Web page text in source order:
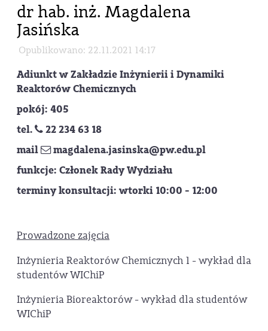
dr hab. inż. Magdalena
Jasińska
Opublikowano: 22.11.2021 14:17
Adiunkt w Zakładzie Inżynierii i Dynamiki
Reaktorów Chemicznych
pokój: 405
tel.
22 234 63 18
mail
magdalena.jasinska@pw.edu.pl
funkcje: Członek Rady Wydziału
terminy konsultacji: wtorki 10:00 - 12:00
Prowadzone zajęcia
Inżynieria Reaktorów Chemicznych 1 - wykład dla
studentów WIChiP
Inżynieria Bioreaktorów - wykład dla studentów
WIChiP